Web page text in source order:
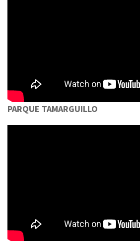
PARQUE TAMARGUILLO